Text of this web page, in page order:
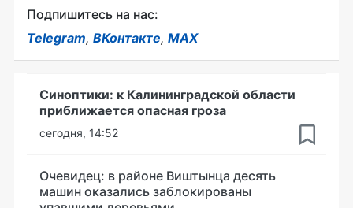
Подпишитесь на нас:
Telegram, ВКонтакте, MAX
Синоптики: к Калининградской области
приближается опасная гроза
сегодня, 14:52
Очевидец: в районе Виштынца десять
машин оказались заблокированы